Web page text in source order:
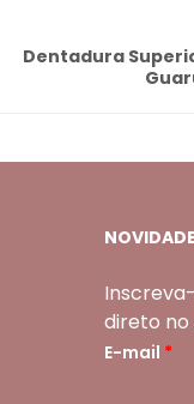
Dentadura
direto no
E-mail *